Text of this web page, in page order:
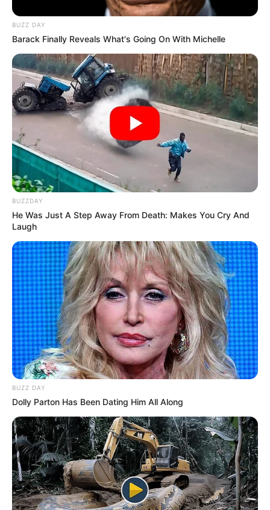
BUZZ DAY
Barack Finally Reveals What's Going On With Michelle
BUZZDAY
He Was Just A Step Away From Death: Makes You Cry And
Laugh
BUZZ DAY
Dolly Parton Has Been Dating Him All Along